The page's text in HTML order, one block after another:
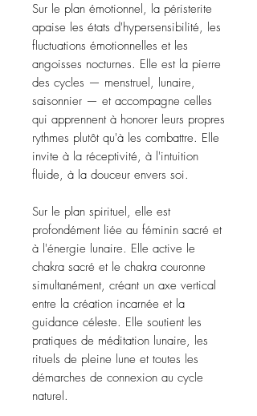
Sur le plan émotionnel, la péristerite
apaise les états d'hypersensibilité, les
fluctuations émotionnelles et les
angoisses nocturnes. Elle est la pierre
des cycles — menstruel, lunaire,
saisonnier — et accompagne celles
qui apprennent à honorer leurs propres
rythmes plutôt qu'à les combattre. Elle
invite à la réceptivité, à l'intuition
fluide, à la douceur envers soi.
Sur le plan spirituel, elle est
profondément liée au féminin sacré et
à l'énergie lunaire. Elle active le
chakra sacré et le chakra couronne
simultanément, créant un axe vertical
entre la création incarnée et la
guidance céleste. Elle soutient les
pratiques de méditation lunaire, les
rituels de pleine lune et toutes les
démarches de connexion au cycle
naturel.